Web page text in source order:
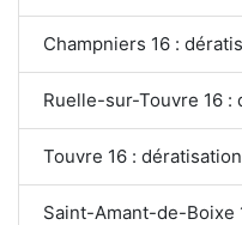
Champniers 16 :
Ruelle-sur-Touvre 16 :
Touvre 16 : dératisation
Saint-Amant-de-Boixe